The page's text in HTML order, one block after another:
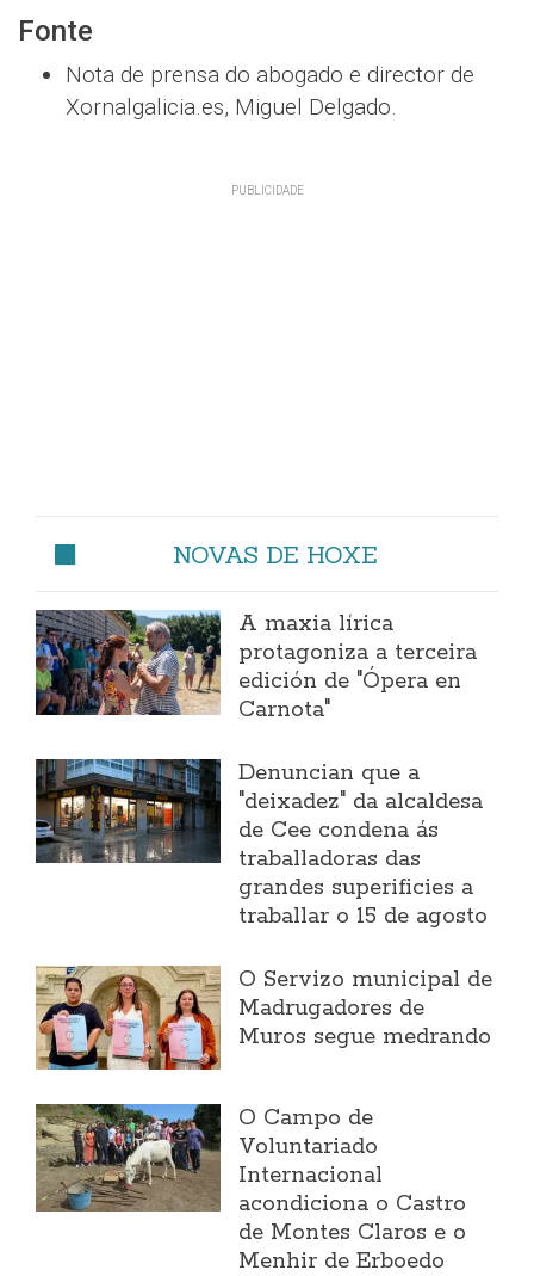
Fonte
Nota de prensa do abogado e director de
Xornalgalicia.es, Miguel Delgado.
NOVAS DE HOXE
A maxia lírica
protagoniza a terceira
edición de "Ópera en
Carnota"
Denuncian que a
"deixadez" da alcaldesa
de Cee condena ás
traballadoras das
grandes superificies a
traballar o 15 de agosto
O Servizo municipal de
Madrugadores de
Muros segue medrando
O Campo de
Voluntariado
Internacional
acondiciona o Castro
de Montes Claros e o
Menhir de Erboedo